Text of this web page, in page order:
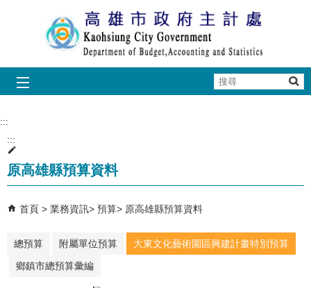
搜
尋
:::
:::
原高雄縣預算資料
首頁 業務資訊 預算 原高雄縣預算資料
總預算 附屬單位預算
大東文化藝術園區興建計畫特別預算
鄉鎮市總預算彙編